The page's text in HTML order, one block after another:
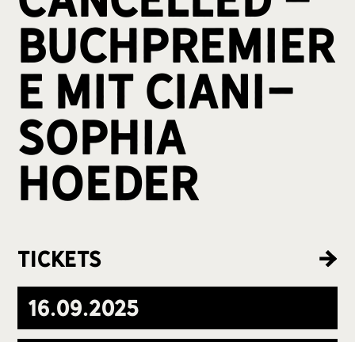
Buchpremier
e mit Ciani-
Sophia
Hoeder
tickets
16.09.2025